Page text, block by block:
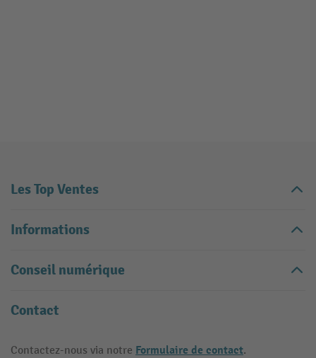
Les Top Ventes
Informations
Conseil numérique
Contact
Contactez-nous via notre Formulaire de contact.